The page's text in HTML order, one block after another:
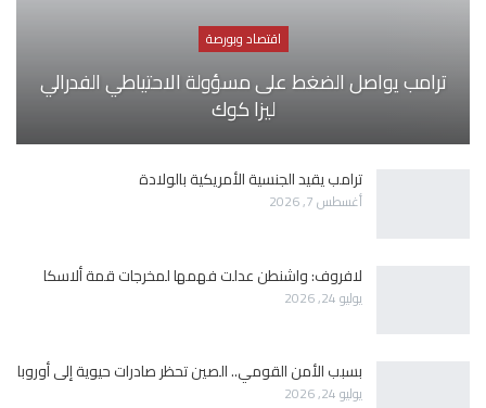
اقتصاد وبورصة
ترامب يواصل الضغط على مسؤولة الاحتياطي الفدرالي
ليزا كوك
ترامب يقيد الجنسية الأمريكية بالولادة
أغسطس 7, 2026
لافروف: واشنطن عدلت فهمها لمخرجات قمة ألاسكا
يوليو 24, 2026
بسبب الأمن القومي.. الصين تحظر صادرات حيوية إلى أوروبا
يوليو 24, 2026